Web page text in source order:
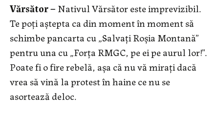
Vărsător – Nativul Vărsător este imprevizibil.
Te poți aștepta ca din moment în moment să
schimbe pancarta cu „Salvați Roșia Montană”
pentru una cu „Forța RMGC, pe ei pe aurul lor!”.
Poate fi o fire rebelă, așa că nu vă mirați dacă
vrea să vină la protest în haine ce nu se
asortează deloc.